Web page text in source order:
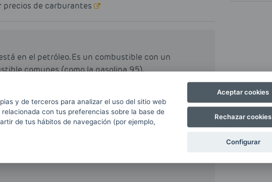
precios de carburantes
en el petróleo. Es un combustible con un
comunes (como la gasolina 95).
en el interior de los cilindros del motor
notablemente su duración y
por tanto, seguir las instrucciones del
el uso de gasolina 98. La principal
con el precio de las gasolina 95 o el
y de terceros para analizar el uso del sitio web
con tus preferencias sobre la base de
de tus hábitos de navegación (por ejemplo,
Aceptar cookies
Rechazar cookies
Configurar